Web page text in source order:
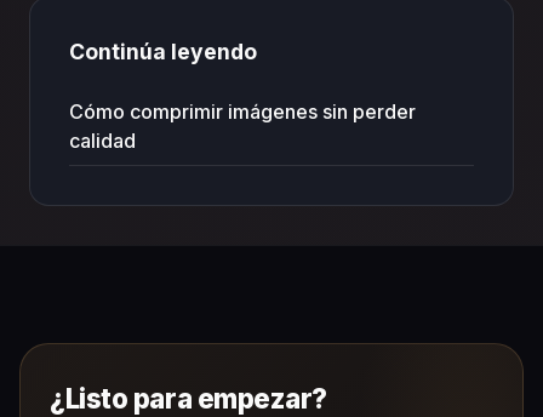
Continúa leyendo
Cómo comprimir imágenes sin perder
calidad
¿Listo para empezar?